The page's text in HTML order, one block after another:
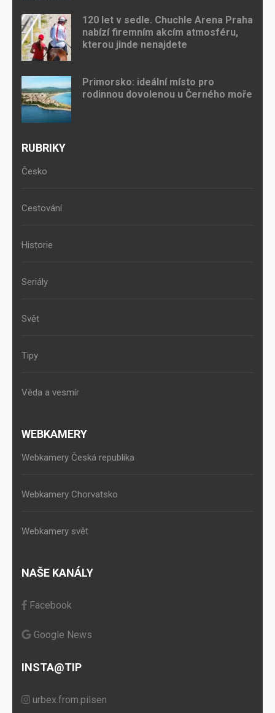
120 let v sedle. Chuchle Arena Praha
nabízí firemním akcím atmosféru,
kterou jinde nenajdete
Primorsko: ideální místo pro
rodinnou dovolenou u Černého moře
RUBRIKY
Česko
Cestování
Historie
Seriály
Svět
Tipy
Věda a vesmír
WEBKAMERY
Webkamery Česká republika
Webkamery Chorvatsko
Webkamery svět
NAŠE KANÁLY
Facebook
Google News
INSTA@TIP
urbex.from.pilsen